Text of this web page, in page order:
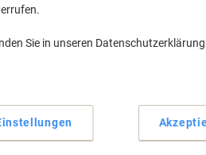
In
Lieferinformationen
Haupteigenschaften
Sie in unseren Datenschutzerklärung